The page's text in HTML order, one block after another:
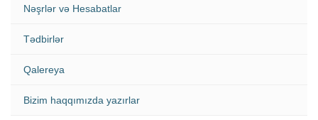
Nəşrlər və Hesabatlar
Tədbirlər
Qalereya
Bizim haqqımızda yazırlar